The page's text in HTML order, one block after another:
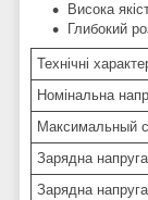
Висока
Глибокий
Технічні
Номінальна
Максимальный
Зарядна
Зарядна